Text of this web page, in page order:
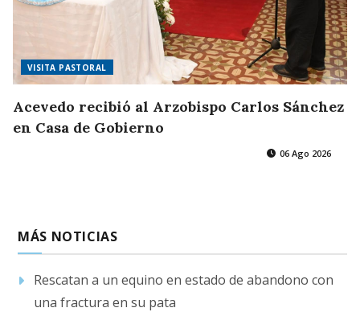
VISITA PASTORAL
Acevedo recibió al Arzobispo Carlos Sánchez
en Casa de Gobierno
06 Ago 2026
MÁS NOTICIAS
Rescatan a un equino en estado de abandono con
una fractura en su pata